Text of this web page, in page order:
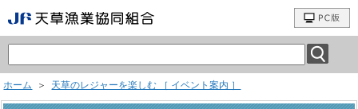
ホーム ＞ 天草のレジャーを楽しむ ［ イベント案内 ］